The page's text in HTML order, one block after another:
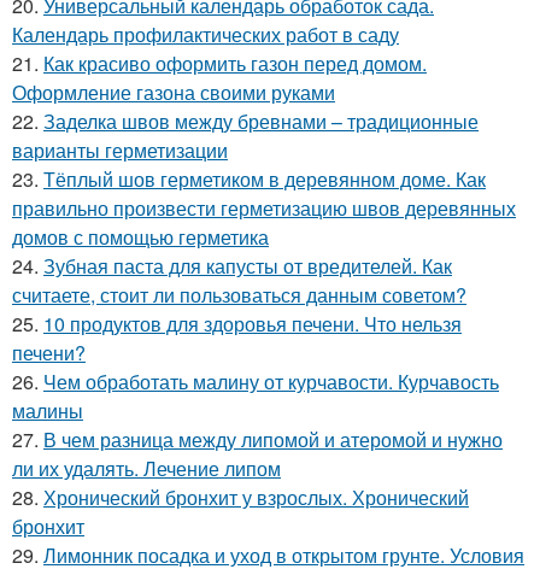
Календарь профилактических работ в саду
21. Как красиво оформить газон перед домом.
Оформление газона своими руками
22. Заделка швов между бревнами – традиционные
варианты герметизации
23. Тёплый шов герметиком в деревянном доме. Как
правильно произвести герметизацию швов деревянных
домов с помощью герметика
24. Зубная паста для капусты от вредителей. Как
считаете, стоит ли пользоваться данным советом?
25. 10 продуктов для здоровья печени. Что нельзя
печени?
26. Чем обработать малину от курчавости. Курчавость
малины
27. В чем разница между липомой и атеромой и нужно
ли их удалять. Лечение липом
28. Хронический бронхит у взрослых. Хронический
бронхит
29. Лимонник посадка и уход в открытом грунте. Условия